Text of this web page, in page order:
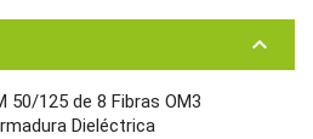
keyboard_arrow_up
50/125 de 8 Fibras OM3
Dieléctrica